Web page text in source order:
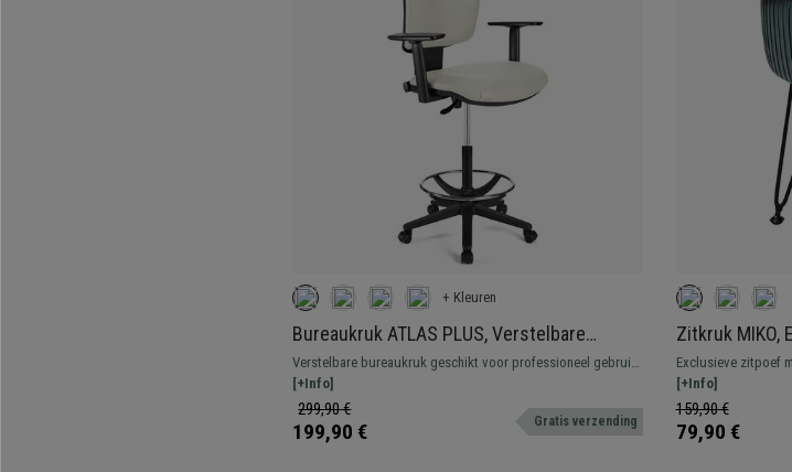
+ Kleuren
Bureaukruk ATLAS PLUS, Verstelbare
rugleuning, Dikke Vulling, in Wit Leder
Verstelbare bureaukruk geschikt voor professioneel gebruik.
Robuust, resistent en comfortabel.
[+Info]
299,90 €
199,90 € Gratis verzending
Zitkruk MIKO,
opbergruimte,
Exclusieve zitpoef
combineert. Ideaal
[+Info]
159,90 €
79,90 €